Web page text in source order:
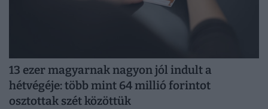
13 ezer magyarnak nagyon jól indult a
hétvégéje: több mint 64 millió forintot
osztottak szét közöttük